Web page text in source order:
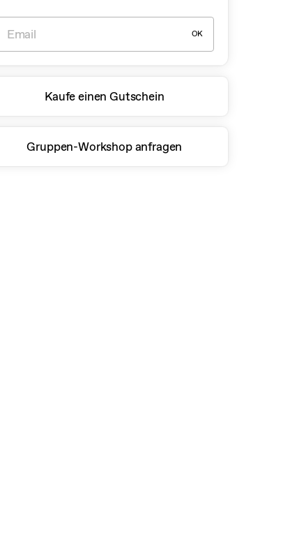
OK
Kaufe einen Gutschein
Gruppen-Workshop anfragen